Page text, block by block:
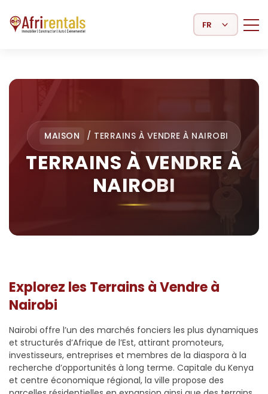
Select Language
MAISON / TERRAINS À VENDRE À NAIROBI
TERRAINS À VENDRE À
NAIROBI
Explorez les Terrains à Vendre à
Nairobi
Nairobi offre l’un des marchés fonciers les plus dynamiques
et structurés d’Afrique de l’Est, attirant promoteurs,
investisseurs, entreprises et membres de la diaspora à la
recherche d’opportunités à long terme. Capitale du Kenya
et centre économique régional, la ville propose des